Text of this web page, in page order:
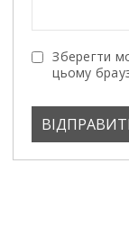
Зберегти
цьому